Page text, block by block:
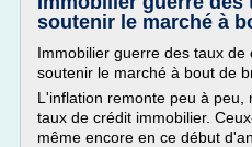
soutenir le marché à
Immobilier guerre des taux de
soutenir le marché à bout de
L'inflation remonte peu à peu,
taux de crédit immobilier.
même encore en ce début